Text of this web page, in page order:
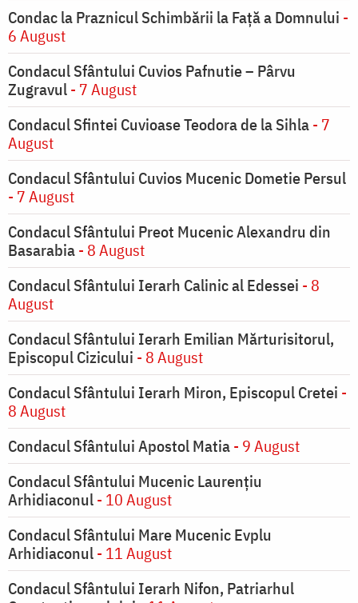
Condac la Praznicul Schimbării la Faţă a Domnului -
6 August
Condacul Sfântului Cuvios Pafnutie – Pârvu
Zugravul- 7 August
Condacul Sfintei Cuvioase Teodora de la Sihla- 7
August
Condacul Sfântului Cuvios Mucenic Dometie Persul
- 7 August
Condacul Sfântului Preot Mucenic Alexandru din
Basarabia- 8 August
Condacul Sfântului Ierarh Calinic al Edessei - 8
August
Condacul Sfântului Ierarh Emilian Mărturisitorul,
Episcopul Cizicului - 8 August
Condacul Sfântului Ierarh Miron, Episcopul Cretei -
8 August
Condacul Sfântului Apostol Matia- 9 August
Condacul Sfântului Mucenic Laurențiu
Arhidiaconul- 10 August
Condacul Sfântului Mare Mucenic Evplu
Arhidiaconul- 11 August
Condacul Sfântului Ierarh Nifon, Patriarhul